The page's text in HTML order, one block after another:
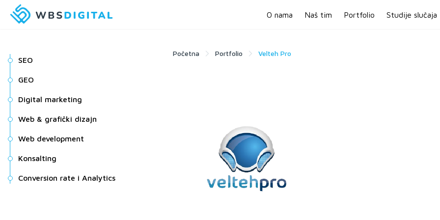
O nama Naš tim Portfolio Studije slučaja
SEO
GEO
Digital marketing
Web & grafički dizajn
Web development
Konsalting
Conversion rate i Analytics
Početna Portfolio Velteh Pro